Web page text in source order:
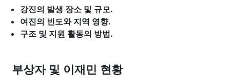
강진의 발생 장소 및 규모.
여진의 빈도와 지역 영향.
구조 및 지원 활동의 방법.
부상자 및 이재민 현황